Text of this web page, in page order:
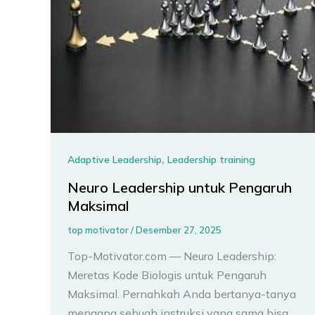
Adaptive Leadership, Leadership training
Neuro Leadership untuk Pengaruh
Maksimal
top motivator/Desember 27, 2025
Top-Motivator.com — Neuro Leadership:
Meretas Kode Biologis untuk Pengaruh
Maksimal. Pernahkah Anda bertanya-tanya